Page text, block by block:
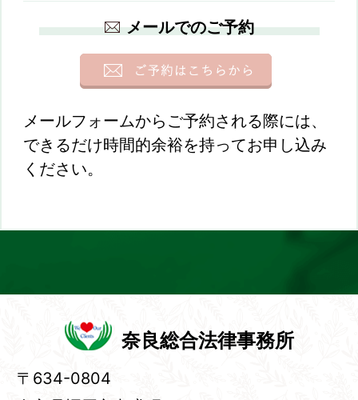
メールでのご予約
メールフォームからご予約される際には、
できるだけ時間的余裕を持ってお申し込み
ください。
奈良総合法律事務所
〒634-0804